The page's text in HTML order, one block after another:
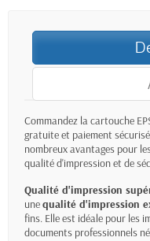
Commandez la cartouche
gratuite et paiement
nombreux avantages pour
qualité d'impression et de
Qualité d'impression
unequalité d'impression
fins. Elle est idéale pour les
documents professionnels